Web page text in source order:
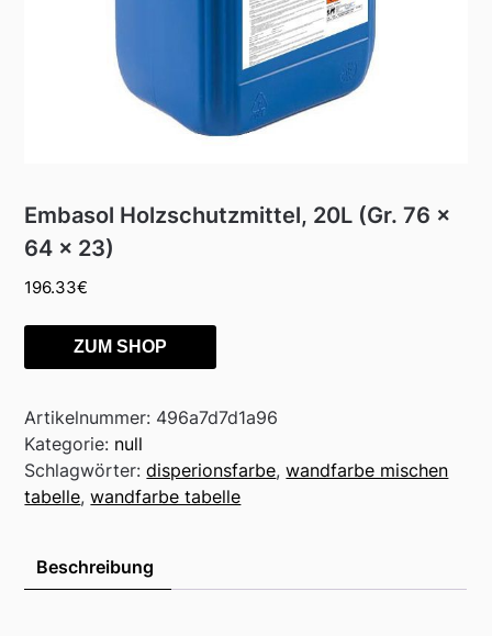
Embasol Holzschutzmittel, 20L (Gr. 76 x
64 x 23)
196.33€
ZUM SHOP
Artikelnummer: 496a7d7d1a96
Kategorie: null
Schlagwörter:disperionsfarbe,wandfarbe mischen
tabelle,wandfarbe tabelle
Beschreibung